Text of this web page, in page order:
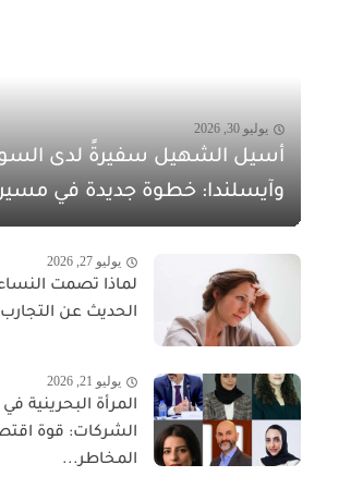
يوليو 30, 2026
أسيل الشهيل سفيرةً لدى
وآيسلندا: خطوة جديدة في
يوليو 27, 2026
لماذا تصمت
الحديث عن
يوليو 21, 2026
المرأة البحرينية
الشركات: قوة
المخاطر...